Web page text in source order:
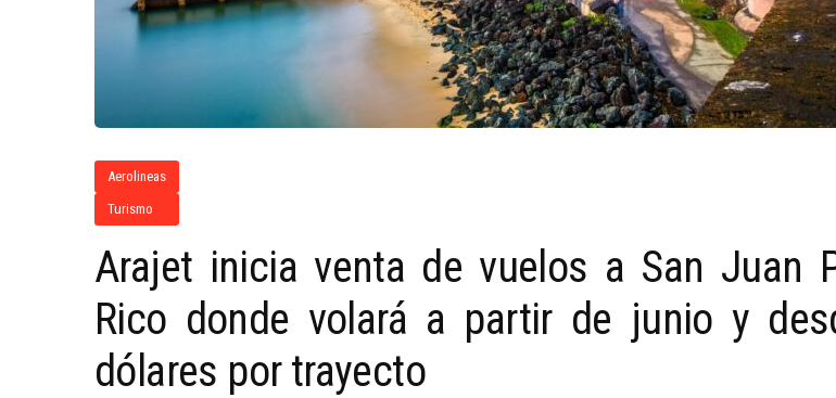
Aerolineas
Turismo
Arajet inicia venta de vuelos a San Juan
Rico donde volará a partir de junio y
dólares por trayecto